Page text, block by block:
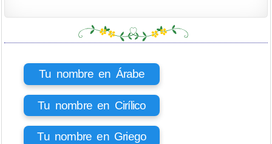
Tu nombre en Árabe
Tu nombre en Cirílico
Tu nombre en Griego